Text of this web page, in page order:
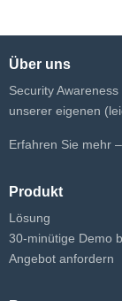
Über uns
Security
unserer eigenen
Erfahren Sie mehr
Produkt
Lösung
30-minütige Demo
Angebot anfordern